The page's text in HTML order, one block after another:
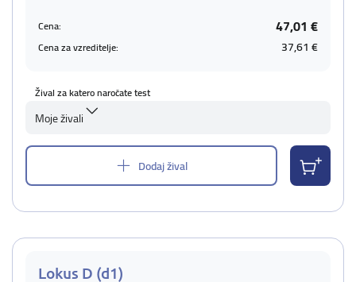
Cena: 47,01 €
Cena za vzreditelje: 37,61 €
Žival za katero naročate test
Moje živali
Dodaj žival
Lokus D (d1)